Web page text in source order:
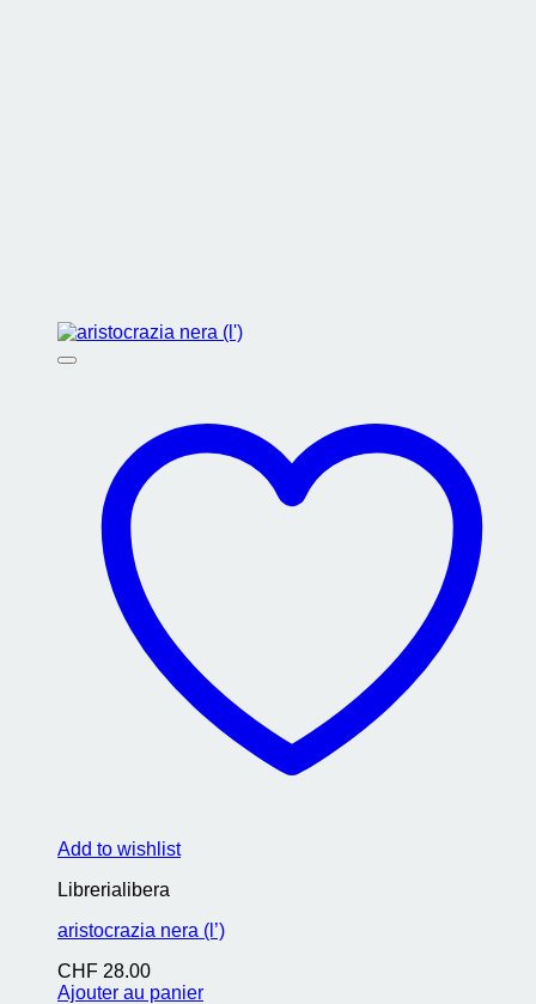
Add to wishlist
Librerialibera
aristocrazia nera (l’)
CHF 28.00
Ajouter au panier